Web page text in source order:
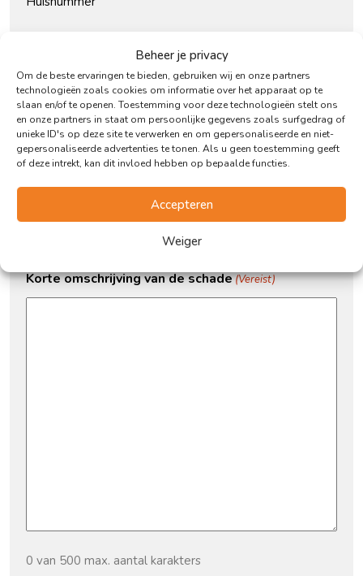
Beheer je privacy
Om de beste ervaringen te bieden, gebruiken wij en onze partners
technologieën zoals cookies om informatie over het apparaat op te
slaan en/of te openen. Toestemming voor deze technologieën stelt ons
en onze partners in staat om persoonlijke gegevens zoals surfgedrag of
unieke ID's op deze site te verwerken en om gepersonaliseerde en niet-
gepersonaliseerde advertenties te tonen. Als u geen toestemming geeft
of deze intrekt, kan dit invloed hebben op bepaalde functies.
Accepteren
Weiger
Telefoon
Datum van de schade (Vereist)
slash
Korte omschrijving van de schade(Vereist)
0 van 500 max. aantal karakters